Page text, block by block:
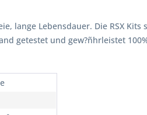
lange Lebensdauer. Die RSX
getestet und gew?ñhrleistet